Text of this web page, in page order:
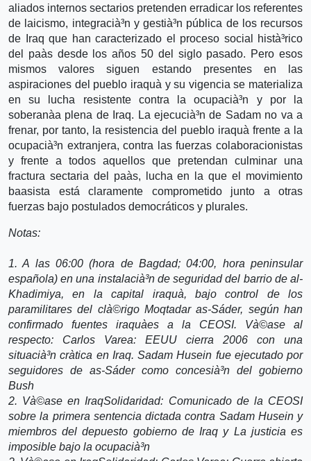
aliados internos sectarios pretenden erradicar los referentes
de laicismo, integracià³n y gestià³n pública de los recursos
de Iraq que han caracterizado el proceso social histà³rico
del paà­s desde los años 50 del siglo pasado. Pero esos
mismos valores siguen estando presentes en las
aspiraciones del pueblo iraquà­ y su vigencia se materializa
en su lucha resistente contra la ocupacià³n y por la
soberanà­a plena de Iraq. La ejecucià³n de Sadam no va a
frenar, por tanto, la resistencia del pueblo iraquà­ frente a la
ocupacià³n extranjera, contra las fuerzas colaboracionistas
y frente a todos aquellos que pretendan culminar una
fractura sectaria del paà­s, lucha en la que el movimiento
baasista está claramente comprometido junto a otras
fuerzas bajo postulados democráticos y plurales.
Notas:
1. A las 06:00 (hora de Bagdad; 04:00, hora peninsular
española) en una instalacià³n de seguridad del barrio de al-
Khadimiya, en la capital iraquà­, bajo control de los
paramilitares del clà©rigo Moqtadar as-Sáder, según han
confirmado fuentes iraquà­es a la CEOSI. Và©ase al
respecto: Carlos Varea: EEUU cierra 2006 con una
situacià³n crà­tica en Iraq. Sadam Husein fue ejecutado por
seguidores de as-Sáder como concesià³n del gobierno
Bush
2. Và©ase en IraqSolidaridad: Comunicado de la CEOSI
sobre la primera sentencia dictada contra Sadam Husein y
miembros del depuesto gobierno de Iraq y La justicia es
imposible bajo la ocupacià³n